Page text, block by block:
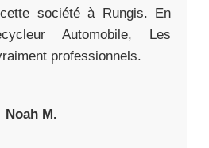
société à Rungis. En
Automobile, Les
professionnels.
Noah M.